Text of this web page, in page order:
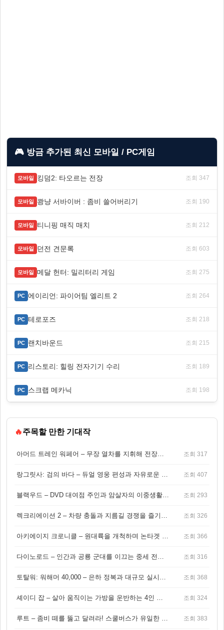
🎮 방금 추가된 최신 모바일 / PC게임
모바일 킹덤2: 타오르는 전장 조회 347
모바일 쾅냥 서바이버 : 좀비 쓸어버리기 조회 190
모바일 티니핑 매직 매치 조회 212
모바일 던전 견문록 조회 603
모바일 메달 헌터: 밀리터리 게임 조회 275
PC 에이리언: 파이어팀 엘리트 2 조회 264
PC 테로포즈 조회 218
PC 랜치바운드 조회 215
PC 리스토리: 힐링 전자기기 수리 조회 189
PC 스크랩 메카닉 조회 198
🔥주목할 만한 기대작
아머드 트레인 워페어 – 무장 열차를 지휘해 전장을 돌파하는 생존 전투 게임 조회 317
랑그릿사: 검의 바다 – 듀얼 영웅 편성과 자유로운 탐험을 결합한 판타지 전략 RPG 조회 407
블랙우드 – DVD 대여점 주인과 암살자의 이중생활을 그린 3인칭 액션 스릴러 게임 조회 293
렉크리에이션 2 – 차량 충돌과 지름길 경쟁을 즐기는 오픈월드 아케이드 레이싱 게임 조회 326
아키에이지 크로니클 – 원대륙을 개척하며 논타겟 전투를 즐기는 오픈월드 MMORPG 조회 366
다이노로드 – 인간과 공룡 군대를 이끄는 중세 전략 액션 RPG 조회 316
토탈워: 워해머 40,000 – 은하 정복과 대규모 실시간 전투가 결합된 전략 게임! 조회 368
셰이디 잡 – 살아 움직이는 가방을 운반하는 4인 협동 물리 어드벤처 게임 조회 324
루트 – 좀비 떼를 뚫고 달려라! 스쿨버스가 유일한 집이 되는 4인 협동 생존 게임 조회 383